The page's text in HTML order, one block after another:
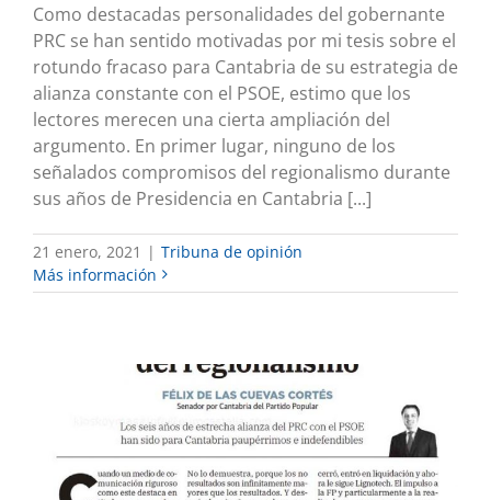
Como destacadas personalidades del gobernante
PRC se han sentido motivadas por mi tesis sobre el
rotundo fracaso para Cantabria de su estrategia de
alianza constante con el PSOE, estimo que los
lectores merecen una cierta ampliación del
argumento. En primer lugar, ninguno de los
señalados compromisos del regionalismo durante
sus años de Presidencia en Cantabria [...]
21 enero, 2021 | Tribuna de opinión
Más información
EL ROTUNDO FRACASO DEL
REGIONALISMO